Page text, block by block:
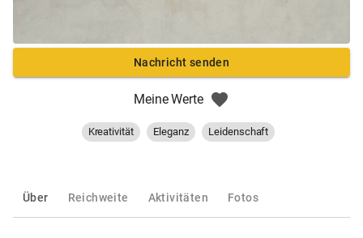
Nachricht senden
Meine Werte
Kreativität Eleganz Leidenschaft
Über Reichweite Aktivitäten Fotos